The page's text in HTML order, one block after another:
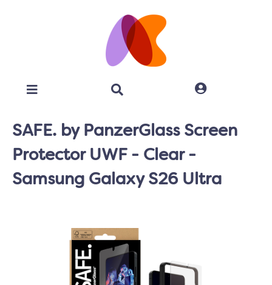
SAFE. by PanzerGlass Screen
Protector UWF - Clear -
Samsung Galaxy S26 Ultra